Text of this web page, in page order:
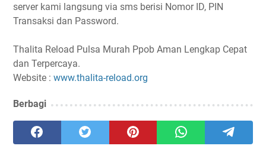
server kami langsung via sms berisi Nomor ID, PIN
Transaksi dan Password.
Thalita Reload Pulsa Murah Ppob Aman Lengkap Cepat
dan Terpercaya.
Website : www.thalita-reload.org
Berbagi